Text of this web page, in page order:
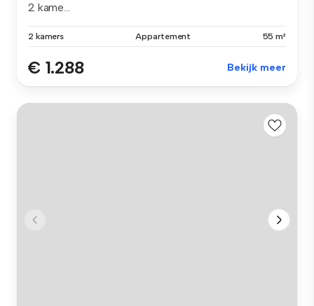
2 kame...
2 kamers Appartement 55 m²
€ 1.288 Bekijk meer